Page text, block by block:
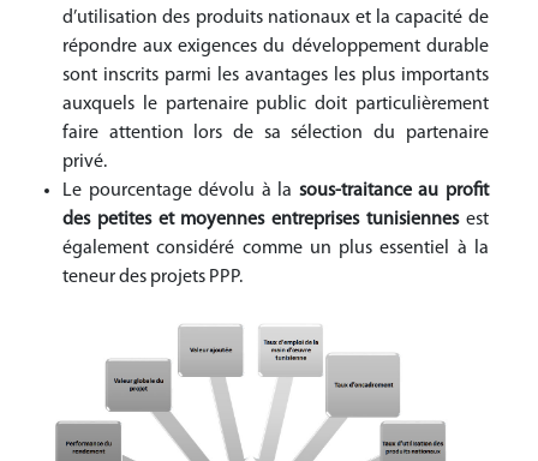
d’utilisation des produits nationaux et la capacité de
répondre aux exigences du développement durable
sont inscrits parmi les avantages les plus importants
auxquels le partenaire public doit particulièrement
faire attention lors de sa sélection du partenaire
privé.
Le pourcentage dévolu à la sous-traitance au profit
des petites et moyennes entreprises tunisiennesest
également considéré comme un plus essentiel à la
teneur des projets PPP.